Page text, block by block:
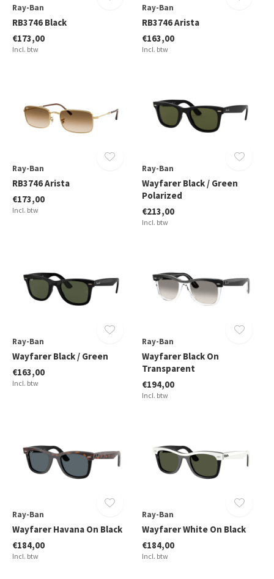
Ray-Ban
RB3746 Black
€173,00
Incl. btw
Ray-Ban
RB3746 Arista
€163,00
Incl. btw
Ray-Ban
RB3746 Arista
€173,00
Incl. btw
Ray-Ban
Wayfarer Black / Green
Polarized
€213,00
Incl. btw
Ray-Ban
Wayfarer Black / Green
€163,00
Incl. btw
Ray-Ban
Wayfarer Black On
Transparent
€194,00
Incl. btw
Ray-Ban
Wayfarer Havana On Black
€184,00
Incl. btw
Ray-Ban
Wayfarer White On Black
€184,00
Incl. btw